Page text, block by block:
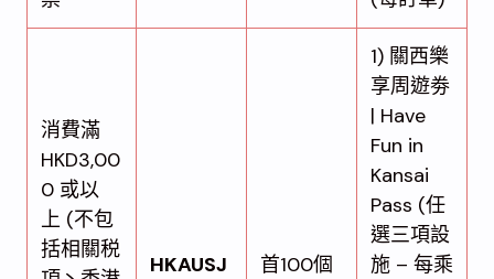
消費滿
HKD3,00
0 或以
上 (不包
括相關税
HKAUSJ
首100個
1) 關西樂
享周遊劵
| Have
Fun in
Kansai
Pass (任
選三項設
施 – 每乘